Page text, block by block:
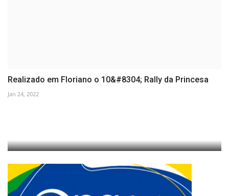
Realizado em Floriano o 10&#8304; Rally da Princesa
Jan 24, 2022